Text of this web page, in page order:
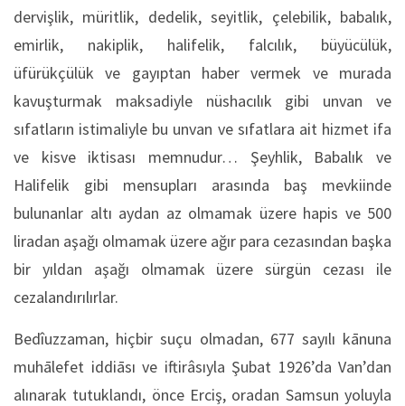
dervişlik, müritlik, dedelik, seyitlik, çelebilik, babalık,
emirlik, nakiplik, halifelik, falcılık, büyücülük,
üfürükçülük ve gayıptan haber vermek ve murada
kavuşturmak maksadiyle nüshacılık gibi unvan ve
sıfatların istimaliyle bu unvan ve sıfatlara ait hizmet ifa
ve kisve iktisası memnudur… Şeyhlik, Babalık ve
Halifelik gibi mensupları arasında baş mevkiinde
bulunanlar altı aydan az olmamak üzere hapis ve 500
liradan aşağı olmamak üzere ağır para cezasından başka
bir yıldan aşağı olmamak üzere sürgün cezası ile
cezalandırılırlar.
Bedîuzzaman, hiçbir suçu olmadan, 677 sayılı kānuna
muhālefet iddiāsı ve iftirâsıyla Şubat 1926’da Van’dan
alınarak tutuklandı, önce Erciş, oradan Samsun yoluyla